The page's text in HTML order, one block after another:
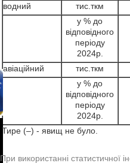
водний
тис.ткм
у % до
відповідного
періоду
2024р.
авіаційний
тис.ткм
у % до
відповідного
періоду
2024р.
Тире (–) - явищ не було.
При використанні статистичної